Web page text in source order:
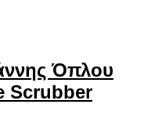
Όπλου
Scrubber